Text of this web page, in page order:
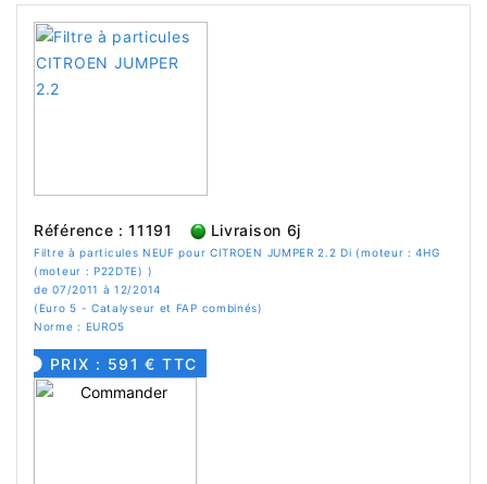
Référence : 11191 Livraison 6j
Filtre à particules NEUF pour CITROEN JUMPER 2.2 Di (moteur : 4HG
(moteur : P22DTE) )
de 07/2011 à 12/2014
(Euro 5 - Catalyseur et FAP combinés)
Norme : EURO5
PRIX : 591 € TTC